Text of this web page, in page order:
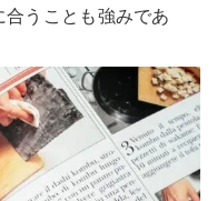
うことも強みであ